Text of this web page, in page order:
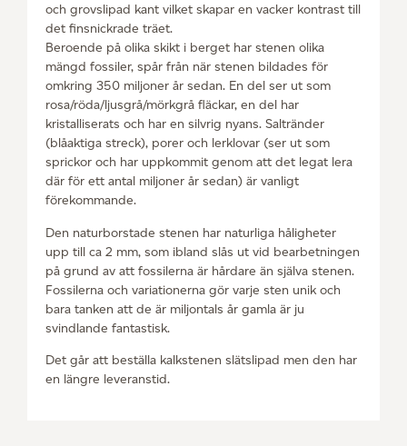
och grovslipad kant vilket skapar en vacker kontrast till
det finsnickrade träet.
Beroende på olika skikt i berget har stenen olika
mängd fossiler, spår från när stenen bildades för
omkring 350 miljoner år sedan. En del ser ut som
rosa/röda/ljusgrå/mörkgrå fläckar, en del har
kristalliserats och har en silvrig nyans. Saltränder
(blåaktiga streck), porer och lerklovar (ser ut som
sprickor och har uppkommit genom att det legat lera
där för ett antal miljoner år sedan) är vanligt
förekommande.
Den naturborstade stenen har naturliga håligheter
upp till ca 2 mm, som ibland slås ut vid bearbetningen
på grund av att fossilerna är hårdare än själva stenen.
Fossilerna och variationerna gör varje sten unik och
bara tanken att de är miljontals år gamla är ju
svindlande fantastisk.
Det går att beställa kalkstenen slätslipad men den har
en längre leveranstid.